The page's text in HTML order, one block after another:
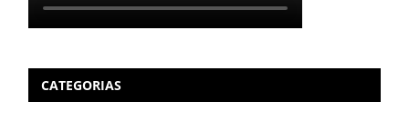
CATEGORIAS